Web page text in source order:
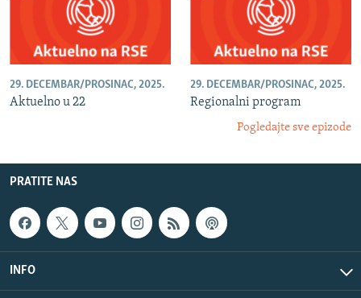
29. DECEMBAR/PROSINAC, 2025.
Aktuelno u 22
29. DECEMBAR/PROSINAC, 2025.
Regionalni program
Pogledajte sve epizode
PRATITE NAS
INFO